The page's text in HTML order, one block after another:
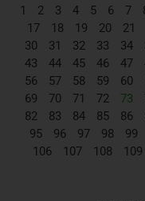
1 2 3 4 5 6 7
17
18 19 20 21
30
31 32 33 34
43
44 45 46 47
56
57 58 59 60
69
70 71 72 73
82
83 84 85 86
95
96 97 98 99
106
107 108 109